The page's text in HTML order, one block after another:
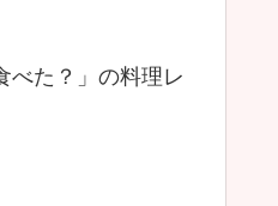
べた？」の料理レ